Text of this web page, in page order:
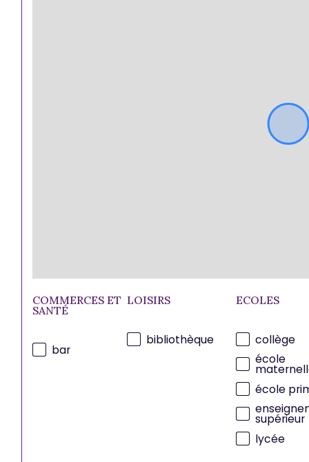
COMMERCES ET
SANTÉ
bar
LOISIRS
bibliothèque
ECOLES
collège
école
école
supérieur
lycée